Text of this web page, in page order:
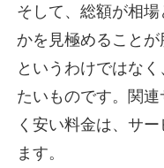
そして、総額が相
かを見極めることが
というわけではな
たいものです。関
く安い料金は、サ
ます。